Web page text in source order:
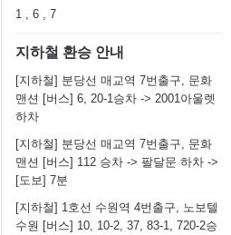
1 , 6 , 7
지하철 환승 안내
[지하철] 분당선 매교역 7번출구, 문화
맨션 [버스] 6, 20-1승차 -> 2001아울렛
하차
[지하철] 분당선 매교역 7번출구, 문화
맨션 [버스] 112 승차 -> 팔달문 하차 ->
[도보] 7분
[지하철] 1호선 수원역 4번출구, 노보텔
수원 [버스] 10, 10-2, 37, 83-1, 720-2승